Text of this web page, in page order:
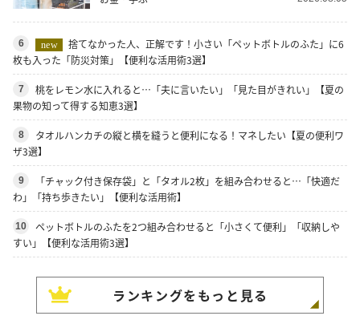
6 new
捨てなかった人、正解です！小さい「ペットボトルのふた」に6
枚も入った「防災対策」【便利な活用術3選】
7
桃をレモン水に入れると…「夫に言いたい」「見た目がきれい」【夏の
果物の知って得する知恵3選】
8
タオルハンカチの縦と横を縫うと便利になる！マネしたい【夏の便利ワ
ザ3選】
9
「チャック付き保存袋」と「タオル2枚」を組み合わせると…「快適だ
わ」「持ち歩きたい」【便利な活用術】
10
ペットボトルのふたを2つ組み合わせると「小さくて便利」「収納しや
すい」【便利な活用術3選】
ランキングをもっと見る